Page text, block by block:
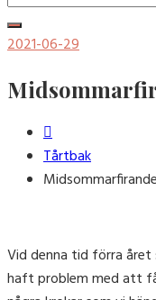
for:
Posted
2021-06-29
Tårtbak
Midsommarfirande
Vid denna tid förra året
haft problem med att